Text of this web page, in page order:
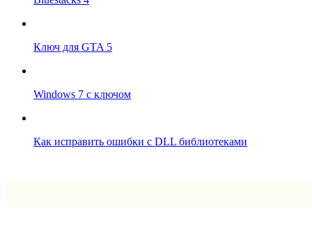
Ключ для GTA 5
Windows 7 с ключом
Как исправить ошибки с DLL библиотеками